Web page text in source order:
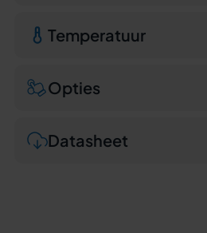
Temperatuur
Opties
Datasheet